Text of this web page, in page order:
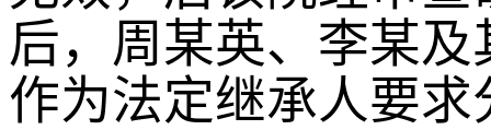
后，周某英、李某
作为法定继承人要